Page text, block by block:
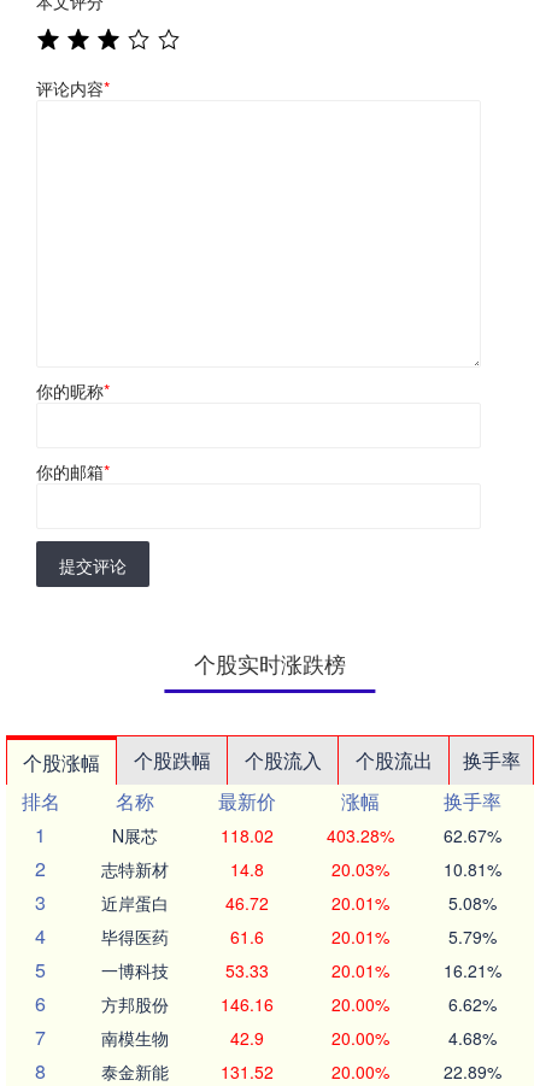
评论内容*
你的昵称*
你的邮箱*
提交评论
个股实时涨跌榜
个股涨幅 个股跌幅 个股流入 个股流出
换手率
排名
名称 最新价 涨幅
换手率
1
N展芯 118.02 403.28% 62.67%
2 志特新材 14.8 20.03% 10.81%
3 近岸蛋白 46.72 20.01% 5.08%
4 毕得医药 61.6 20.01% 5.79%
5 一博科技 53.33 20.01% 16.21%
6 方邦股份 146.16 20.00% 6.62%
7 南模生物 42.9 20.00% 4.68%
8 泰金新能 131.52 20.00% 22.89%